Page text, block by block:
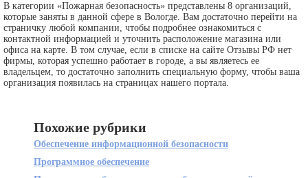
В категории «Пожарная безопасность» представлены 8 организаций,
которые заняты в данной сфере в Вологде. Вам достаточно перейти на
страничку любой компании, чтобы подробнее ознакомиться с
контактной информацией и уточнить расположение магазина или
офиса на карте. В том случае, если в списке на сайте Отзывы РФ нет
фирмы, которая успешно работает в городе, а вы являетесь ее
владельцем, то достаточно заполнить специальную форму, чтобы ваша
организация появилась на страницах нашего портала.
Похожие рубрики
Обеспечение информационной безопасности
Программное обеспечение